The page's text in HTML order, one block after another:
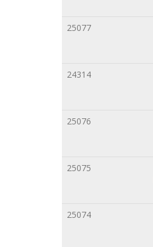
25077
24314
25076
25075
25074